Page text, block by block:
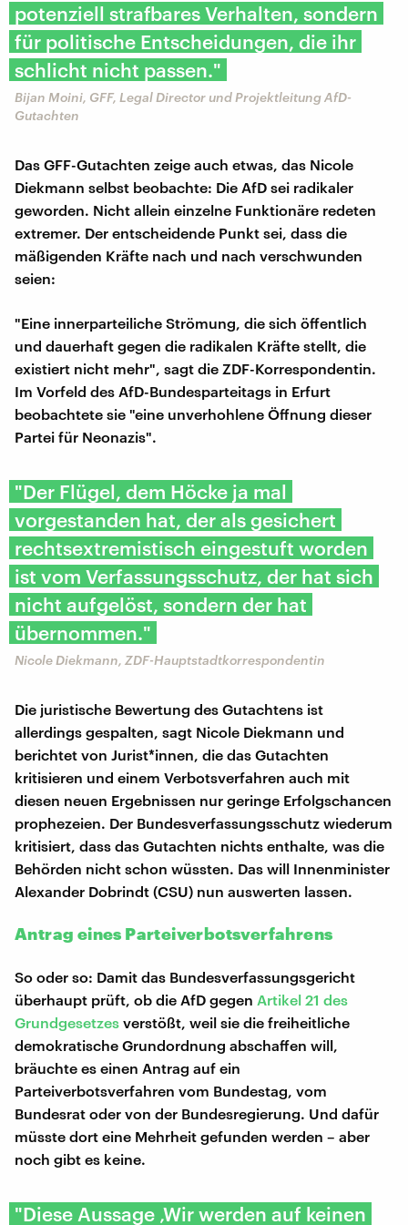
potenziell strafbares Verhalten, sondern
für politische Entscheidungen, die ihr
schlicht nicht passen."
Bijan Moini, GFF, Legal Director und Projektleitung AfD-
Gutachten
Das GFF-Gutachten zeige auch etwas, das Nicole
Diekmann selbst beobachte: Die AfD sei radikaler
geworden. Nicht allein einzelne Funktionäre redeten
extremer. Der entscheidende Punkt sei, dass die
mäßigenden Kräfte nach und nach verschwunden
seien:
"Eine innerparteiliche Strömung, die sich öffentlich
und dauerhaft gegen die radikalen Kräfte stellt, die
existiert nicht mehr", sagt die ZDF-Korrespondentin.
Im Vorfeld des AfD-Bundesparteitags in Erfurt
beobachtete sie "eine unverhohlene Öffnung dieser
Partei für Neonazis".
"Der Flügel, dem Höcke ja mal
vorgestanden hat, der als gesichert
rechtsextremistisch eingestuft worden
ist vom Verfassungsschutz, der hat sich
nicht aufgelöst, sondern der hat
übernommen."
Nicole Diekmann, ZDF-Hauptstadtkorrespondentin
Die juristische Bewertung des Gutachtens ist
allerdings gespalten, sagt Nicole Diekmann und
berichtet von Jurist*innen, die das Gutachten
kritisieren und einem Verbotsverfahren auch mit
diesen neuen Ergebnissen nur geringe Erfolgschancen
prophezeien. Der Bundesverfassungsschutz wiederum
kritisiert, dass das Gutachten nichts enthalte, was die
Behörden nicht schon wüssten. Das will Innenminister
Alexander Dobrindt (CSU) nun auswerten lassen.
Antrag eines Parteiverbotsverfahrens
So oder so: Damit das Bundesverfassungsgericht
überhaupt prüft, ob die AfD gegen Artikel 21 des
Grundgesetzes verstößt, weil sie die freiheitliche
demokratische Grundordnung abschaffen will,
bräuchte es einen Antrag auf ein
Parteiverbotsverfahren vom Bundestag, vom
Bundesrat oder von der Bundesregierung. Und dafür
müsste dort eine Mehrheit gefunden werden – aber
noch gibt es keine.
"Diese Aussage ‚Wir werden auf keinen